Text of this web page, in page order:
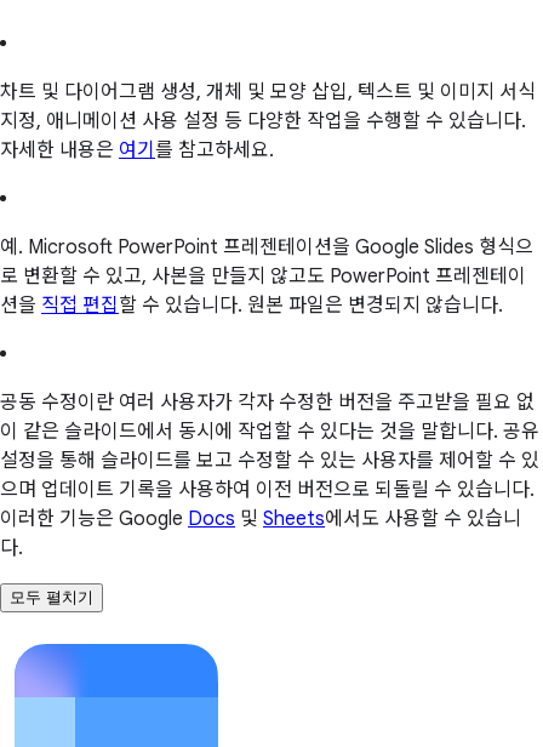
차트 및 다이어그램 생성, 개체 및 모양 삽입, 텍스트 및 이미지 서식
지정, 애니메이션 사용 설정 등 다양한 작업을 수행할 수 있습니다.
자세한 내용은 여기 를 참고하세요.
예. Microsoft PowerPoint 프레젠테이션을 Google Slides 형식으
로 변환할 수 있고, 사본을 만들지 않고도 PowerPoint 프레젠테이
션을 직접 편집 할 수 있습니다. 원본 파일은 변경되지 않습니다.
공동 수정이란 여러 사용자가 각자 수정한 버전을 주고받을 필요 없
이 같은 슬라이드에서 동시에 작업할 수 있다는 것을 말합니다. 공유
설정을 통해 슬라이드를 보고 수정할 수 있는 사용자를 제어할 수 있
으며 업데이트 기록을 사용하여 이전 버전으로 되돌릴 수 있습니다.
이러한 기능은 Google Docs 및 Sheets에서도 사용할 수 있습니
다.
모두 펼치기